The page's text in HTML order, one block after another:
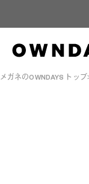
メガネのOWNDAYS トップ